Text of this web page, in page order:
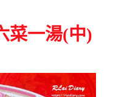
菜一湯(中)